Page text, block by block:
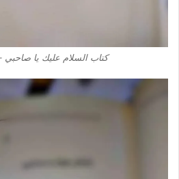
كتاب السلام عليك يا